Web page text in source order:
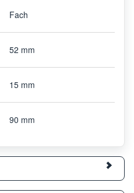
Fach
52 mm
15 mm
90 mm